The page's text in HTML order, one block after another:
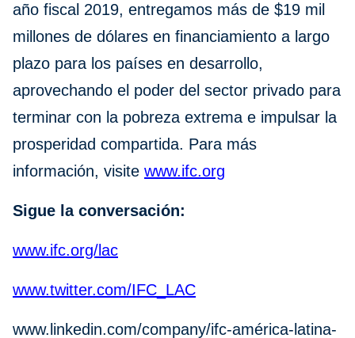
año fiscal 2019, entregamos más de $19 mil
millones de dólares en financiamiento a largo
plazo para los países en desarrollo,
aprovechando el poder del sector privado para
terminar con la pobreza extrema e impulsar la
prosperidad compartida. Para más
información, visite www.ifc.org
Sigue la conversación:
www.ifc.org/lac
www.twitter.com/IFC_LAC
www.linkedin.com/company/ifc-américa-latina-